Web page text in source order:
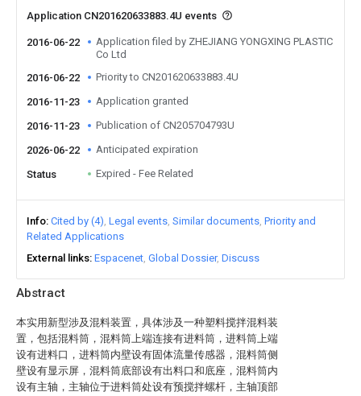
Abstract
本实用新型涉及混料装置，具体涉及一种塑料搅拌混料装
置，包括混料筒，混料筒上端连接有进料筒，进料筒上端
设有进料口，进料筒内壁设有固体流量传感器，混料筒侧
壁设有显示屏，混料筒底部设有出料口和底座，混料筒内
设有主轴，主轴位于进料筒处设有预搅拌螺杆，主轴顶部
Application CN201620633883.4U events
2016-06-22
Application filed by ZHEJIANG YONGXING PLASTIC
Co Ltd
2016-06-22
Priority to CN201620633883.4U
2016-11-23 Application granted
2016-11-23 Publication of CN205704793U
2026-06-22 Anticipated expiration
Status Expired - Fee Related
Info Cited by (4) Legal events Similar documents Priority and
Related Applications
External links Espacenet Global Dossier Discuss